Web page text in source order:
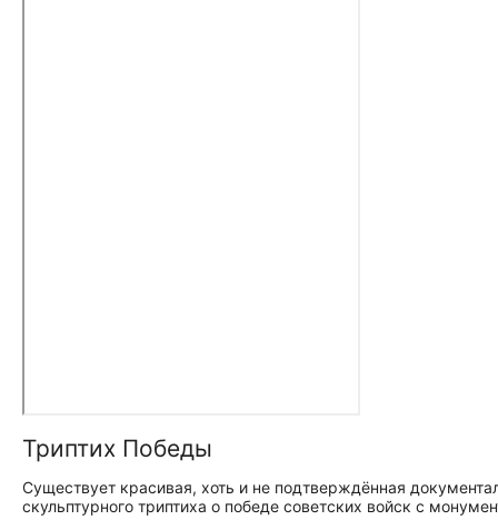
Триптих Победы
Существует красивая, хоть и не подтверждённая
скульптурного триптиха о победе советских войск с